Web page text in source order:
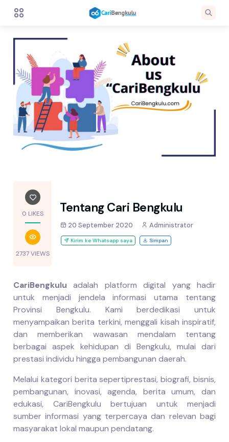
0 LIKES
2737 VIEWS
Tentang Cari Bengkulu
20 September 2020 Administrator
Kirim ke Whatsapp saya Simpan
CariBengkulu
adalah platform digital yang hadir
untuk menjadi jendela informasi utama tentang
Provinsi Bengkulu. Kami berdedikasi untuk
menyampaikan berita terkini, menggali kisah inspiratif,
dan memberikan wawasan mendalam tentang
berbagai aspek kehidupan di Bengkulu, mulai dari
prestasi individu hingga pembangunan daerah.
Melalui kategori berita sepertiprestasi, biografi, bisnis,
pembangunan, inovasi, agenda, berita umum, dan
edukasi, CariBengkulu bertujuan untuk menjadi
sumber informasi yang terpercaya dan relevan bagi
masyarakat lokal maupun pendatang.